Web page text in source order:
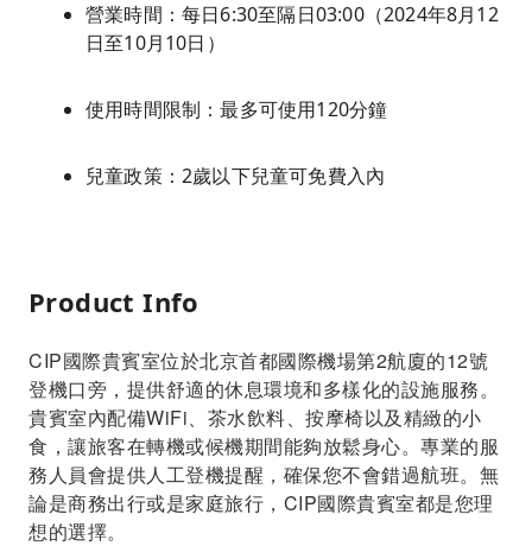
營業時間：每日6:30至隔日03:00（2024年8月12
日至10月10日）
使用時間限制：最多可使用120分鐘
兒童政策：2歲以下兒童可免費入內
Product Info
CIP國際貴賓室位於北京首都國際機場第2航廈的12號
登機口旁，提供舒適的休息環境和多樣化的設施服務。
貴賓室內配備WiFi、茶水飲料、按摩椅以及精緻的小
食，讓旅客在轉機或候機期間能夠放鬆身心。專業的服
務人員會提供人工登機提醒，確保您不會錯過航班。無
論是商務出行或是家庭旅行，CIP國際貴賓室都是您理
想的選擇。